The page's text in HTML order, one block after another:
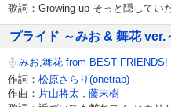
歌詞：Growing up そっと隠してい
プライド ～みお & 舞花 ver.
みお,舞花 from BEST FRIENDS!
作詞： 松原さらり(onetrap)
作曲： 片山将太 藤末樹